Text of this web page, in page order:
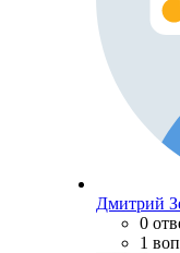
Дмитрий
0
1